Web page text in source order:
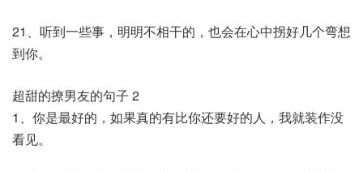
21、听到一些事，明明不相干的，也会在心中拐好几个弯想
到你。
超甜的撩男友的句子 2
1、你是最好的，如果真的有比你还要好的人，我就装作没
看见。